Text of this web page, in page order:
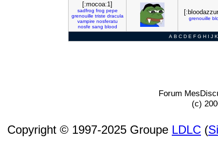
[:mocoa:1]
sadfrog frog pepe
grenouille triste dracula
vampire nosferatu
nosfe sang blood
grenouille
A B C D E F G H I J K
Forum
(c)
Copyright © 1997-2025 Groupe LDLC (